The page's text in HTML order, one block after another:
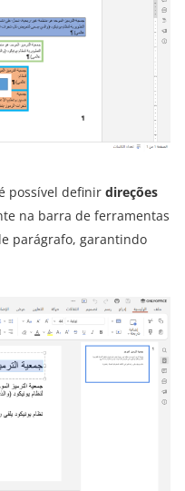
possível definir direções
na barra de ferramentas
parágrafo, garantindo